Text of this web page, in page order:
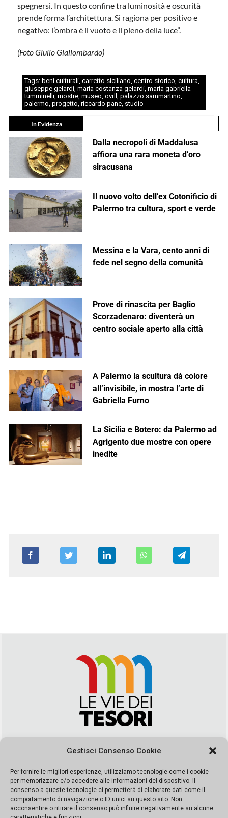
Gestisci Consenso Cookie
Per fornire le migliori esperienze, utilizziamo tecnologie come i cookie
per memorizzare e/o accedere alle informazioni del dispositivo. Il
consenso a queste tecnologie ci permetterà di elaborare dati come il
comportamento di navigazione o ID unici su questo sito. Non
acconsentire o ritirare il consenso può influire negativamente su alcune
spegnersi. In questo confine tra luminosità e oscurità
prende forma l’architettura. Si ragiona per positivo e
negativo: l’ombra è il vuoto e il pieno della luce”.
(Foto Giulio Giallombardo)
Tags: beni culturali, carretto siciliano, centro storico, cultura,
giuseppe gelardi, maria costanza gelardi, maria gabriella
tumminelli, mostre, museo, ovrll , palazzo sammartino,
palermo, progetto, riccardo pane, studio
In Evidenza
Dalla necropoli di Maddalusa
affiora una rara moneta d’oro
siracusana
Il nuovo volto dell’ex Cotonificio di
Palermo tra cultura, sport e verde
Messina e la Vara, cento anni di
fede nel segno della comunità
Prove di rinascita per Baglio
Scorzadenaro: diventerà un
centro sociale aperto alla città
A Palermo la scultura dà colore
all’invisibile, in mostra l’arte di
Gabriella Furno
La Sicilia e Botero: da Palermo ad
Agrigento due mostre con opere
inedite
segreteria@leviedeitesori.it
Direttore ResponsabileMarcello Barbaro – Aut. del tribunale di
Palermo n. 19 del 2017 iscrizione al roc numero 37003 Editore
Porta Felice Srl. Sede legale: Via Libertà 93 – 90143 Palermo